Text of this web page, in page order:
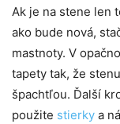
Ak je na stene len
ako bude nová,
mastnoty. V
tapety tak, že
špachtľou. Ďalší
použite stierky a